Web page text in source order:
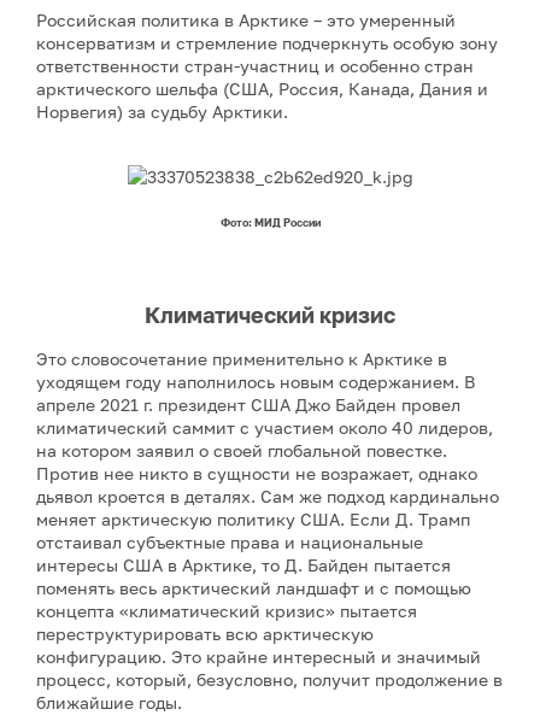
Российская политика в Арктике – это умеренный
консерватизм и стремление подчеркнуть особую зону
ответственности стран-участниц и особенно стран
арктического шельфа (США, Россия, Канада, Дания и
Норвегия) за судьбу Арктики.
Фото: МИД России
Климатический кризис
Это словосочетание применительно к Арктике в
уходящем году наполнилось новым содержанием. В
апреле 2021 г. президент США Джо Байден провел
климатический саммит с участием около 40 лидеров,
на котором заявил о своей глобальной повестке.
Против нее никто в сущности не возражает, однако
дьявол кроется в деталях. Сам же подход кардинально
меняет арктическую политику США. Если Д. Трамп
отстаивал субъектные права и национальные
интересы США в Арктике, то Д. Байден пытается
поменять весь арктический ландшафт и с помощью
концепта «климатический кризис» пытается
переструктурировать всю арктическую
конфигурацию. Это крайне интересный и значимый
процесс, который, безусловно, получит продолжение в
ближайшие годы.